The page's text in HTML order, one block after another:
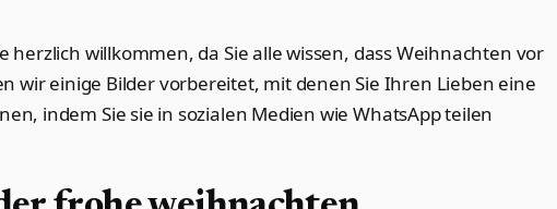
herzlich willkommen, da Sie alle wissen, dass Weihnachten vor
wir einige Bilder vorbereitet, mit denen Sie Ihren Lieben eine
indem Sie sie in sozialen Medien wie WhatsApp teilen